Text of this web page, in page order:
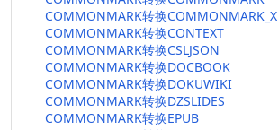
COMMONMARK转换COMMONMARK_X
COMMONMARK转换CONTEXT
COMMONMARK转换CSLJSON
COMMONMARK转换DOCBOOK
COMMONMARK转换DOKUWIKI
COMMONMARK转换DZSLIDES
COMMONMARK转换EPUB